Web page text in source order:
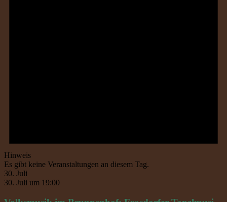
Hinweis
Es gibt keine Veranstaltungen an diesem Tag.
30. Juli
30. Juli um 19:00